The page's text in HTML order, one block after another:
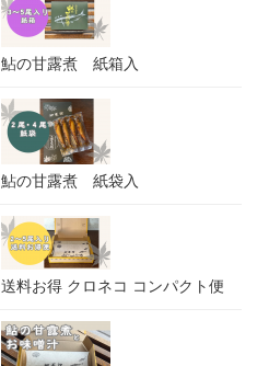
鮎の甘露煮 紙箱入
鮎の甘露煮 紙袋入
送料お得 クロネコ コンパクト便